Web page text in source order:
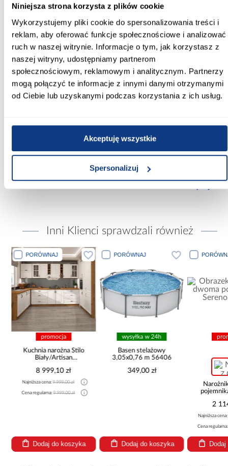
Niniejsza strona korzysta z plików cookie
Wykorzystujemy pliki cookie do spersonalizowania treści i
reklam, aby oferować funkcje społecznościowe i analizować
ruch w naszej witrynie. Informacje o tym, jak korzystasz z
naszej witryny, udostępniamy partnerom
społecznościowym, reklamowym i analitycznym. Partnerzy
mogą połączyć te informacje z innymi danymi otrzymanymi
od Ciebie lub uzyskanymi podczas korzystania z ich usług.
Akceptuję wszystkie
Spersonalizuj
Kolor korpusu:
antracyt
Wybarwienie frontów górnych:
jasne drewnopodobne
Wybarwienie korpusu:
szare
Wykończenie korpusu:
Inni Klienci sprawdzali również
PORÓWNAJ
promocja
Kuchnia narożna Stilo
Biały/Artisan
8 999,10 zł
Najniższa cena:9 999,00 zł
Cena regularna:9 999,00 zł
Dodaj do koszyka
PORÓWNAJ
wysyłka w 24h
Basen stelażowy
3,05x0,76 m 56406
349,00 zł
Dodaj do koszyka
2
Najniższa
Cena